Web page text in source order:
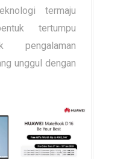
termaju
tertumpu
pengalaman
unggul dengan